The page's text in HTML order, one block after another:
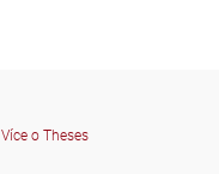
Více o Theses